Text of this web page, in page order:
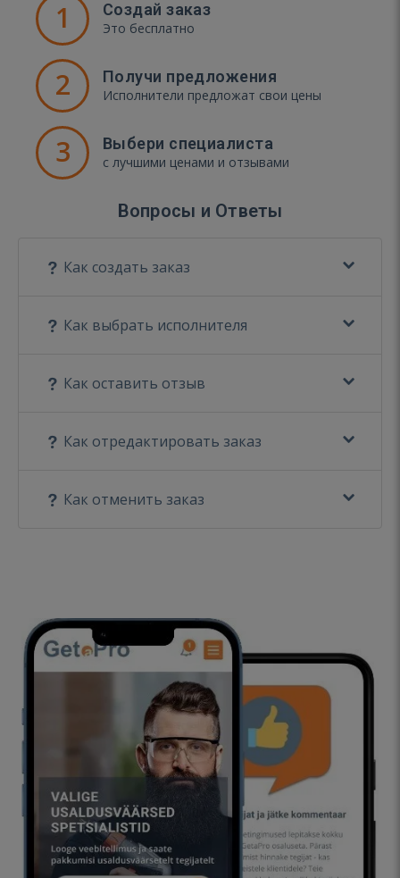
1 Создай заказ
Это бесплатно
2 Получи предложения
Исполнители предложат свои цены
3 Выбери специалиста
с лучшими ценами и отзывами
Вопросы и Ответы
Как создать заказ
Как выбрать исполнителя
Как оставить отзыв
Как отредактировать заказ
Как отменить заказ